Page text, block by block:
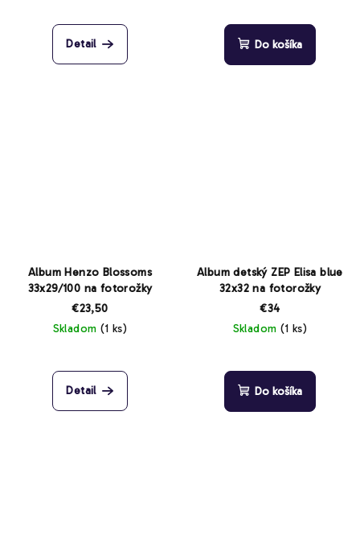
Detail Do košíka
Album Henzo Blossoms
33x29/100 na fotorožky
€23,50
Skladom (1 ks)
Detail
Album detský ZEP Elisa blue
32x32 na fotorožky
€34
Skladom (1 ks)
Do košíka